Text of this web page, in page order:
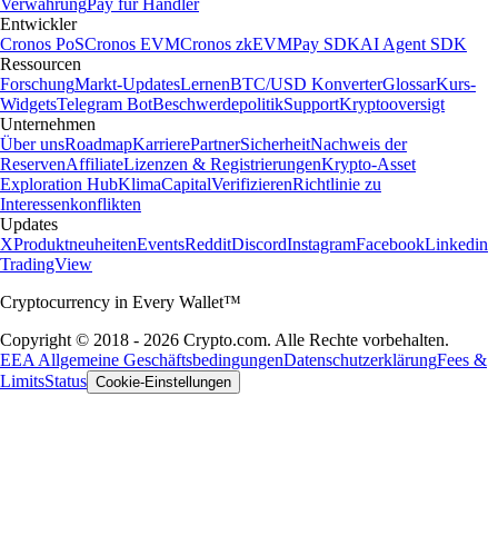
VerwahrungPay für Händler
Entwickler
Cronos PoSCronos EVMCronos zkEVMPay SDKAI Agent SDK
Ressourcen
ForschungMarkt-UpdatesLernenBTC/USD KonverterGlossarKurs-
WidgetsTelegram BotBeschwerdepolitikSupportKryptooversigt
Unternehmen
Über unsRoadmapKarrierePartnerSicherheitNachweis der
ReservenAffiliateLizenzen & RegistrierungenKrypto-Asset
Exploration HubKlimaCapitalVerifizierenRichtlinie zu
Interessenkonflikten
Updates
XProduktneuheitenEventsRedditDiscordInstagramFacebookLinkedin
TradingView
Cryptocurrency in Every Wallet™
Copyright © 2018 - 2026 Crypto.com. Alle Rechte vorbehalten.
EEA Allgemeine GeschäftsbedingungenDatenschutzerklärungFees &
LimitsStatus Cookie-Einstellungen